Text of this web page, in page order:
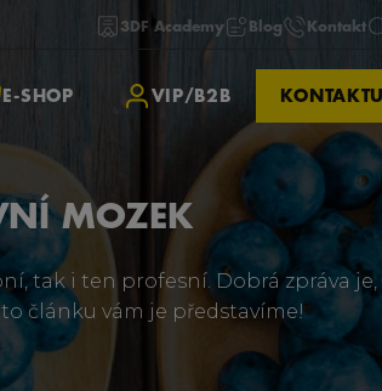
3DF Academy Blog Kontakt
E-SHOP VIP/B2B
MOZEK
tak i ten profesní. Dobrá zpráva je,
článku vám je představíme!